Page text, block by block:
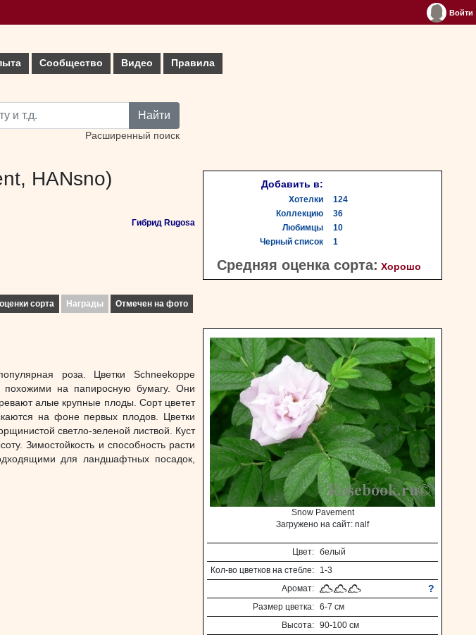
Войти
Сообщество Видео Правила
Найти
Расширенный поиск
HANsno)
Гибрид Rugosa
Добавить в:
Хотелки
124
Коллекцию
36
Любимцы
10
Черный список
1
Средняя оценка сорта: Хорошо
сорта Награды Отмечен на фото
роза. Цветки Schneekoppe
на папиросную бумагу. Они
алые крупные плоды. Сорт цветет
на фоне первых плодов. Цветки
светло-зеленой листвой. Куст
Зимостойкость и способность расти
для ландшафтных посадок,
Snow Pavement
Загружено на сайт: nalf
Цвет: белый
Кол-во цветков на стебле: 1-3
Аромат: ?
Размер цветка: 6-7 см
Высота: 90-100 см